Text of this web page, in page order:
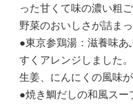
った甘くて味の濃い粗
野菜のおいしさが詰ま
●東京参鶏湯：滋養味
すくアレンジしました
生姜、にんにくの風味
●焼き鯛だしの和風ス